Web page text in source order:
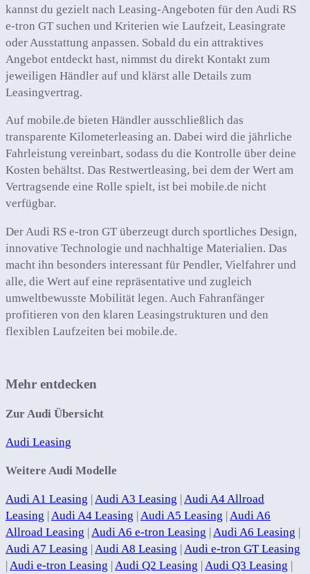
kannst du gezielt nach Leasing-Angeboten für den Audi RS
e-tron GT suchen und Kriterien wie Laufzeit, Leasingrate
oder Ausstattung anpassen. Sobald du ein attraktives
Angebot entdeckt hast, nimmst du direkt Kontakt zum
jeweiligen Händler auf und klärst alle Details zum
Leasingvertrag.
Auf mobile.de bieten Händler ausschließlich das
transparente Kilometerleasing an. Dabei wird die jährliche
Fahrleistung vereinbart, sodass du die Kontrolle über deine
Kosten behältst. Das Restwertleasing, bei dem der Wert am
Vertragsende eine Rolle spielt, ist bei mobile.de nicht
verfügbar.
Der Audi RS e-tron GT überzeugt durch sportliches Design,
innovative Technologie und nachhaltige Materialien. Das
macht ihn besonders interessant für Pendler, Vielfahrer und
alle, die Wert auf eine repräsentative und zugleich
umweltbewusste Mobilität legen. Auch Fahranfänger
profitieren von den klaren Leasingstrukturen und den
flexiblen Laufzeiten bei mobile.de.
Mehr entdecken
Zur Audi Übersicht
Audi Leasing
Weitere Audi Modelle
Audi A1 Leasing | Audi A3 Leasing | Audi A4 Allroad
Leasing | Audi A4 Leasing | Audi A5 Leasing | Audi A6
Allroad Leasing | Audi A6 e-tron Leasing | Audi A6 Leasing |
Audi A7 Leasing | Audi A8 Leasing | Audi e-tron GT Leasing
| Audi e-tron Leasing | Audi Q2 Leasing | Audi Q3 Leasing |